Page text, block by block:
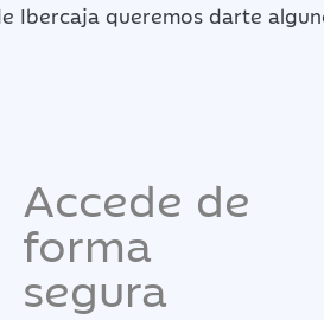
queremos darte
Accede de
forma
segura